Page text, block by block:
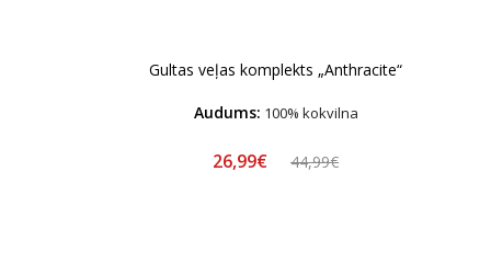
Gultas veļas komplekts „Anthracite“
Audums: 100% kokvilna
26,99€ 44,99€